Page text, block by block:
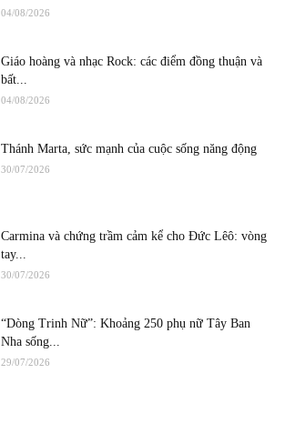
04/08/2026
Giáo hoàng và nhạc Rock: các điểm đồng thuận và
bất...
04/08/2026
Thánh Marta, sức mạnh của cuộc sống năng động
30/07/2026
Carmina và chứng trầm cảm kể cho Đức Lêô: vòng
tay...
30/07/2026
“Dòng Trinh Nữ”: Khoảng 250 phụ nữ Tây Ban
Nha sống...
29/07/2026